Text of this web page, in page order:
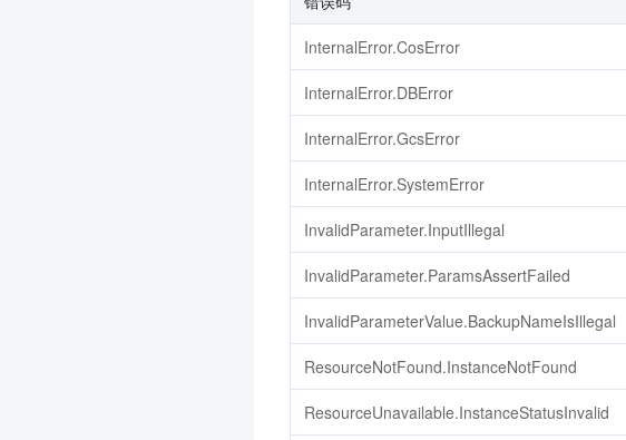
InternalError.CosError
InternalError.DBError
InternalError.GcsError
InternalError.SystemError
InvalidParameter.InputIllegal
InvalidParameter.ParamsAssertFailed
InvalidParameterValue.BackupNameIsIllegal
ResourceNotFound.InstanceNotFound
ResourceUnavailable.InstanceStatusInvalid